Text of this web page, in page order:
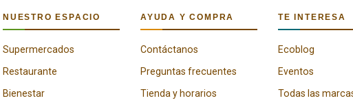
NUESTRO ESPACIO
Supermercados
Restaurante
Bienestar
AYUDA Y COMPRA
Contáctanos
Preguntas frecuentes
Tienda y horarios
TE INTERESA
Ecoblog
Eventos
Todas las